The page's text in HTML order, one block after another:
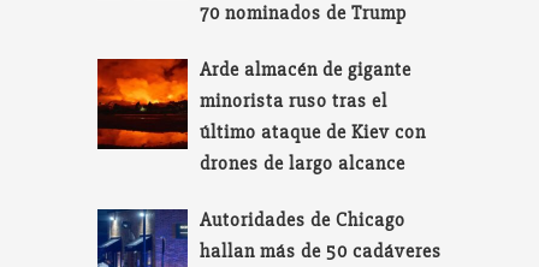
70 nominados de Trump
Arde almacén de gigante
minorista ruso tras el
último ataque de Kiev con
drones de largo alcance
Autoridades de Chicago
hallan más de 50 cadáveres